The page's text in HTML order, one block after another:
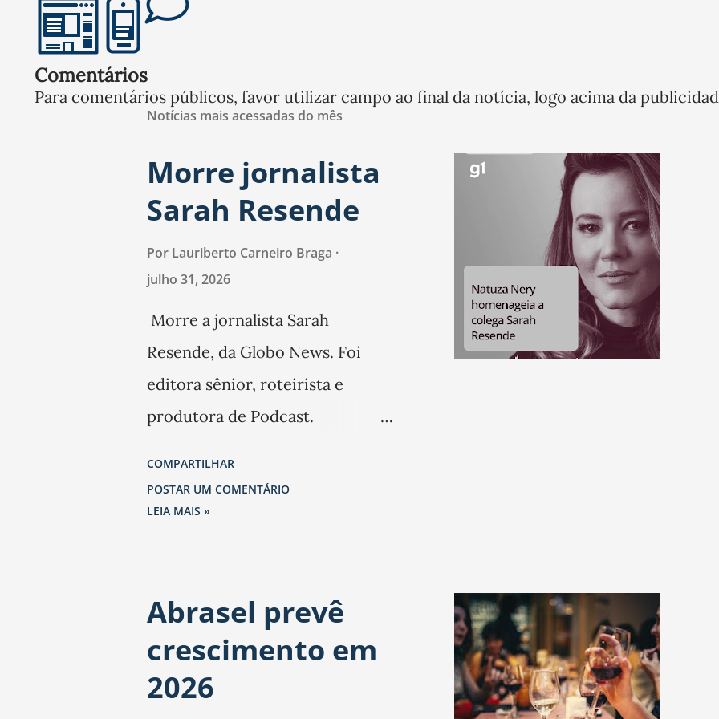
Comentários
Para comentários públicos, favor utilizar campo ao final da notícia, logo acima da
Notícias mais acessadas do mês
Morre jornalista
Sarah Resende
Por Lauriberto Carneiro Braga
julho 31, 2026
Morre a jornalista Sarah
Resende, da Globo News. Foi
editora sênior, roteirista e
produtora de Podcast.
COMPARTILHAR
POSTAR UM COMENTÁRIO
LEIA MAIS »
Abrasel prevê
crescimento em
2026